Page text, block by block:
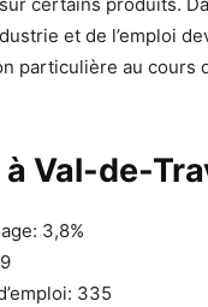
et de l’emploi
particulière au cours
Val-de-
3,8%
335